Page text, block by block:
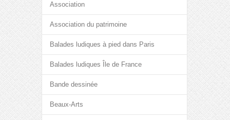
Association
Association du patrimoine
Balades ludiques à pied dans Paris
Balades ludiques Île de France
Bande dessinée
Beaux-Arts